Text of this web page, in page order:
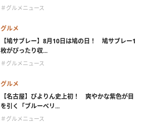
＃グルメニュース
グルメ
【鳩サブレー】8月10日は鳩の日！ 鳩サブレー1
枚がぴったり収...
＃グルメニュース
グルメ
【名古屋】ぴよりん史上初！ 爽やかな紫色が目
を引く「ブルーベリ...
＃グルメニュース